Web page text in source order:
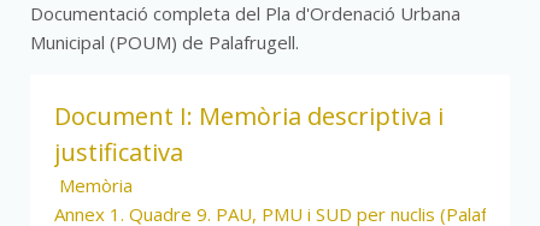
Documentació completa del Pla d'Ordenació Urbana
Municipal (POUM) de Palafrugell.
Document I: Memòria descriptiva i
justificativa
Memòria
Annex 1. Quadre 9. PAU, PMU i SUD per nuclis (Palafrugell